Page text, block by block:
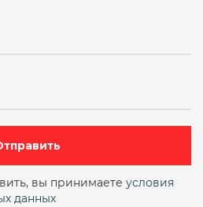
вы принимаете условия
данных